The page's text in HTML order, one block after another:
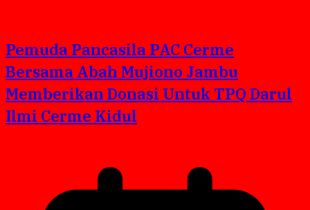
Pemuda Pancasila PAC Cerme
Bersama Abah Mujiono Jambu
Memberikan Donasi Untuk TPQ Darul
Ilmi Cerme Kidul